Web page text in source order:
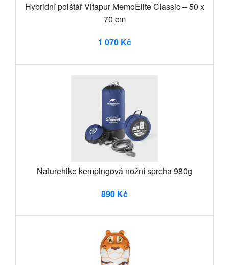
Hybridní polštář Vitapur MemoElite Classic – 50 x
70 cm
1 070 Kč
Naturehike kempingová nožní sprcha 980g
890 Kč